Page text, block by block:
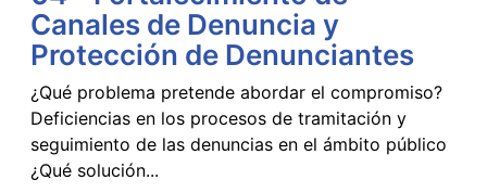
Canales de Denuncia y
Protección de Denunciantes
¿Qué problema pretende abordar el compromiso?
Deficiencias en los procesos de tramitación y
seguimiento de las denuncias en el ámbito público
¿Qué solución...